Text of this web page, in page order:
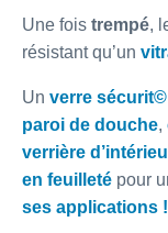
Une fois trempé,
résistant qu’un
Un verre sécurit©
paroi de douche,
verrière
en feuilleté pour
ses applications !